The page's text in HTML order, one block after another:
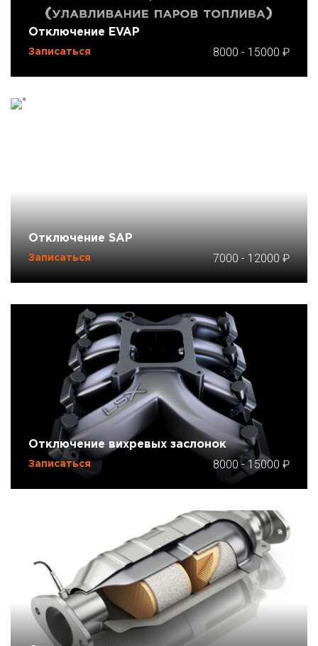
Отключение EVAP
Записаться 8000 - 15000
Отключение SAP
Записаться 7000 - 12000
Отключение вихревых заслонок
Записаться 8000-15000